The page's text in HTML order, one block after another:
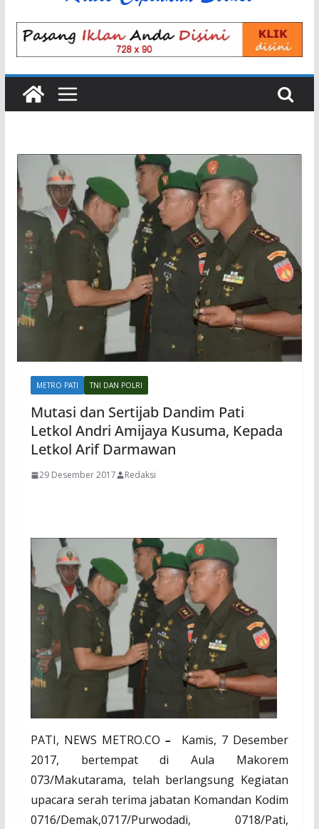
METRO PATI TNI DAN POLRI
Mutasi dan Sertijab Dandim Pati
Letkol Andri Amijaya Kusuma, Kepada
Letkol Arif Darmawan
29 Desember 2017 Redaksi
PATI, NEWS METRO.CO–
Kamis, 7 Desember
2017, bertempat di Aula Makorem
073/Makutarama, telah berlangsung Kegiatan
upacara serah terima jabatan Komandan Kodim
0716/Demak,0717/Purwodadi, 0718/Pati,